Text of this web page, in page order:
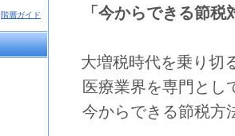
階層ガイド
「今からできる節税
大増税時代を乗り切
医療業界を専門とし
今からできる節税方